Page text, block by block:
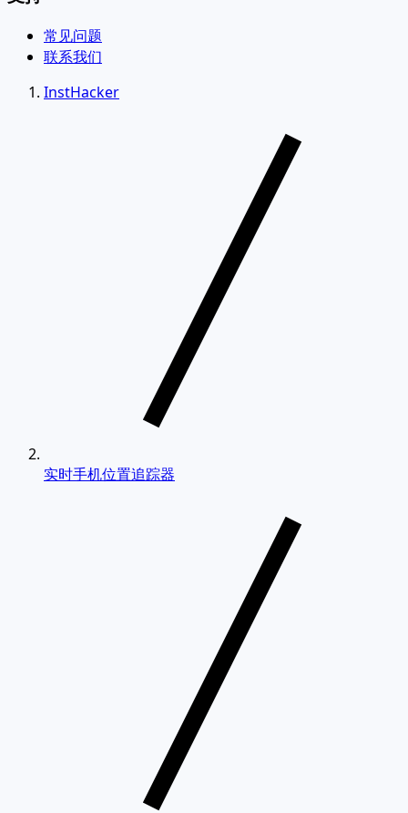
常见问题
联系我们
InstHacker
实时手机位置追踪器